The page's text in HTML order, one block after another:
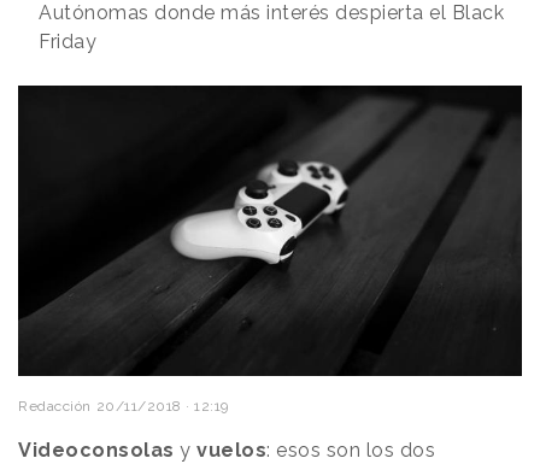
Autónomas donde más interés despierta el Black
Friday
Redacción 20/11/2018 · 12:19
Videoconsolas y vuelos: esos son los dos